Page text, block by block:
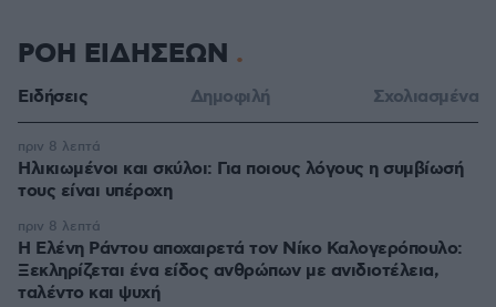
ΡΟΗ ΕΙΔΗΣΕΩΝ
Ειδήσεις Δημοφιλή Σχολιασμένα
Ηλικιωμένοι και σκύλοι: Για ποιους λόγους η συμβίωσή
τους είναι υπέροχη
πριν 8 λεπτά
Η Ελένη Ράντου αποχαιρετά τον Νίκο Καλογερόπουλο:
Ξεκληρίζεται ένα είδος ανθρώπων με ανιδιοτέλεια,
ταλέντο και ψυχή
πριν 8 λεπτά